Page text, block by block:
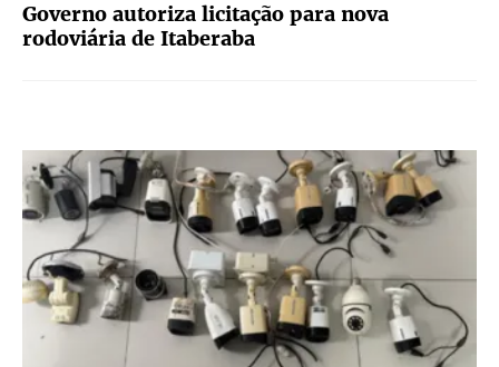
Governo autoriza licitação para nova
rodoviária de Itaberaba